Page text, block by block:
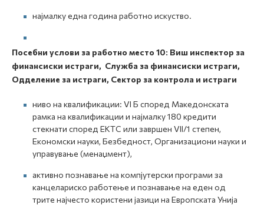
најмалку една година работно искуство.
Посебни услови за работно место 10: Виш инспектор за
финансиски истраги, Служба за финансиски истраги,
Одделение за истраги, Сектор за контрола и истраги
ниво на квалификации: VI Б според Македонската
рамка на квалификации и најмалку 180 кредити
стекнати според ЕКТС или завршен VII/1 степен,
Економски науки, Безбедност, Организациони науки и
управување (менаџмент),
активно познавање на компјутерски програми за
канцелариско работење и познавање на еден од
трите најчесто користени јазици на Европската Унија